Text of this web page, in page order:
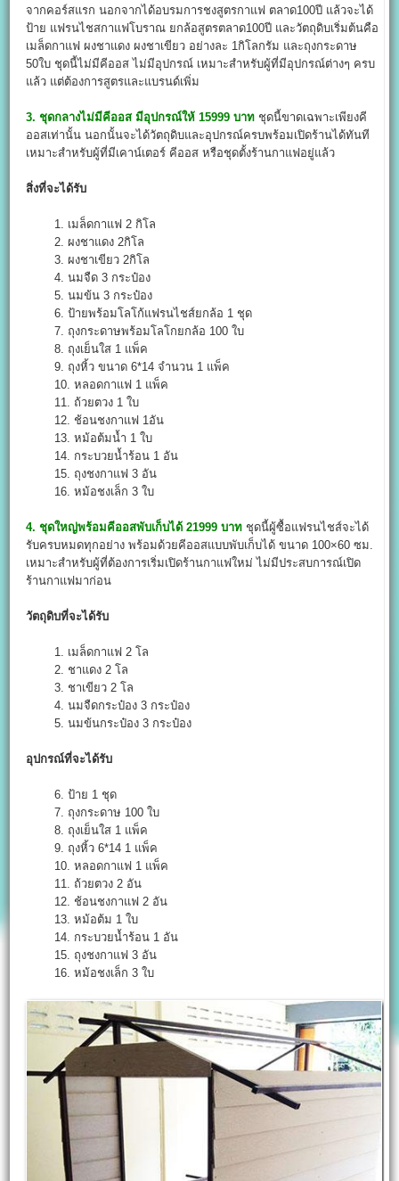
จากคอร์สแรก นอกจากได้อบรมการชงสูตรกาแฟ ตลาด100ปี แล้วจะได้
ป้าย แฟรนไชสกาแฟโบราณ ยกล้อสูตรตลาด100ปี และวัตถุดิบเริ่มต้นคือ
เมล็ดกาแฟ ผงชาแดง ผงชาเขียว อย่างละ 1กิโลกรัม และถุงกระดาษ
50ใบ ชุดนี้ไม่มีคีออส ไม่มีอุปกรณ์ เหมาะสำหรับผู้ที่มีอุปกรณ์ต่างๆ ครบ
แล้ว แต่ต้องการสูตรและแบรนด์เพิ่ม
3. ชุดกลางไม่มีคีออส มีอุปกรณ์ให้ 15999 บาท ชุดนี้ขาดเฉพาะเพียงคี
ออสเท่านั้น นอกนั้นจะได้วัตถุดิบและอุปกรณ์ครบพร้อมเปิดร้านได้ทันที
เหมาะสำหรับผู้ที่มีเคาน์เตอร์ คีออส หรือชุดตั้งร้านกาแฟอยู่แล้ว
สิ่งที่จะได้รับ
1. เมล็ดกาแฟ 2 กิโล
2. ผงชาแดง 2กิโล
3. ผงชาเขียว 2กิโล
4. นมจืด 3 กระป๋อง
5. นมข้น 3 กระป๋อง
6. ป้ายพร้อมโลโก้แฟรนไชส์ยกล้อ 1 ชุด
7. ถุงกระดาษพร้อมโลโกยกล้อ 100 ใบ
8. ถุงเย็นใส 1 แพ็ค
9. ถุงหิ้ว ขนาด 6*14 จำนวน 1 แพ็ค
10. หลอดกาแฟ 1 แพ็ค
11. ถ้วยตวง 1 ใบ
12. ช้อนชงกาแฟ 1อัน
13. หม้อต้มน้ำ 1 ใบ
14. กระบวยน้ำร้อน 1 อัน
15. ถุงชงกาแฟ 3 อัน
16. หม้อชงเล็ก 3 ใบ
4. ชุดใหญ่พร้อมคีออสพับเก็บได้ 21999 บาท ชุดนี้ผู้ซื้อแฟรนไชส์จะได้
รับครบหมดทุกอย่าง พร้อมด้วยคีออสแบบพับเก็บได้ ขนาด 100×60 ซม.
เหมาะสำหรับผู้ที่ต้องการเริ่มเปิดร้านกาแฟใหม่ ไม่มีประสบการณ์เปิด
ร้านกาแฟมาก่อน
วัตถุดิบที่จะได้รับ
1. เมล็ดกาแฟ 2 โล
2. ชาแดง 2 โล
3. ชาเขียว 2 โล
4. นมจืดกระป๋อง 3 กระป๋อง
5. นมข้นกระป๋อง 3 กระป๋อง
อุปกรณ์ที่จะได้รับ
6. ป้าย 1 ชุด
7. ถุงกระดาษ 100 ใบ
8. ถุงเย็นใส 1 แพ็ค
9. ถุงหิ้ว 6*14 1 แพ็ค
10. หลอดกาแฟ 1 แพ็ค
11. ถ้วยตวง 2 อัน
12. ช้อนชงกาแฟ 2 อัน
13. หม้อต้ม 1 ใบ
14. กระบวยน้ำร้อน 1 อัน
15. ถุงชงกาแฟ 3 อัน
16. หม้อชงเล็ก 3 ใบ